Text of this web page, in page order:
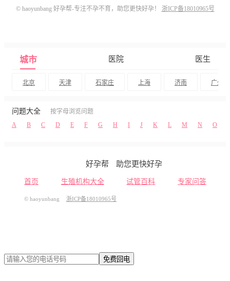
© haoyunbang 好孕帮-专注不孕不育，助您更快好孕！ 浙ICP备18010965号
城市 医院 医生
北京 天津 石家庄 上海 济南 广州
问题大全
按字母浏览问题
A
B C D E F G H I J K L M N O
好孕帮 助您更快好孕
首页 生殖机构大全 试管百科 专家问答
© haoyunbang 浙ICP备18010965号